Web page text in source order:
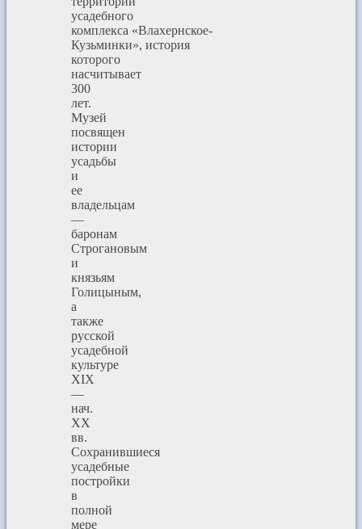
усадебного
комплекса «Влахернское-
Кузьминки», история
которого
насчитывает
300
лет.
Музей
посвящен
истории
усадьбы
и
ее
владельцам
—
баронам
Строгановым
и
князьям
Голицыным,
а
также
русской
усадебной
культуре
XIX
—
нач.
ХХ
вв.
Сохранившиеся
усадебные
постройки
в
полной
мере